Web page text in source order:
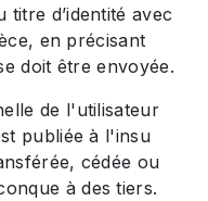
titre d’identité avec
en précisant
doit être envoyée.
de l'utilisateur
publiée à l'insu
cédée ou
à des tiers.